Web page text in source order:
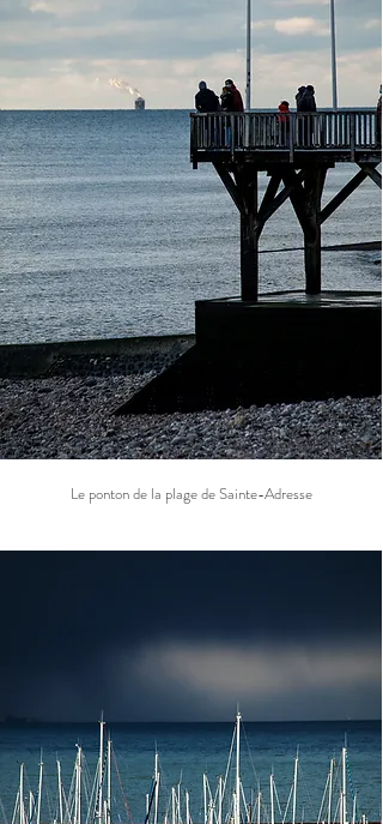
Le ponton de la plage de Sainte-Adresse